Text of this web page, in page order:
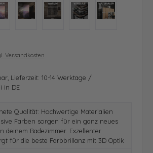
Versandkosten
Lieferzeit: 10-14 Werktage /
in DE
Qualität: Hochwertige Materialien
Farben sorgen für ein ganz neues
deinem Badezimmer. Exzellenter
für die beste Farbbrillanz mit 3D Optik